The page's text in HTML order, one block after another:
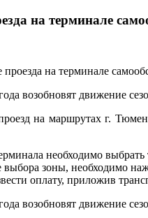
на терминале
возобновят движение
на маршрутах г.
необходимо выбрать
зоны, необходимо
оплату, приложив
возобновят движение